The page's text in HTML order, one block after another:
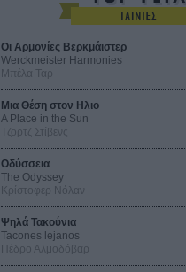
Οι Αρμονίες Βερκμάιστερ
Werckmeister Harmonies
Μπέλα Ταρ
Μια Θέση στον Ηλιο
A Place in the Sun
Τζορτζ Στίβενς
Οδύσσεια
The Odyssey
Κρίστοφερ Νόλαν
Ψηλά Τακούνια
Tacones lejanos
Πέδρο Αλμοδόβαρ